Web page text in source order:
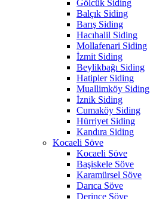
Gölcük Siding
Balçık Siding
Barış Siding
Hacıhalil Siding
Mollafenari Siding
İzmit Siding
Beylikbağı Siding
Hatipler Siding
Muallimköy Siding
İznik Siding
Cumaköy Siding
Hürriyet Siding
Kandıra Siding
Kocaeli Söve
Kocaeli Söve
Başiskele Söve
Karamürsel Söve
Darıca Söve
Derince Söve